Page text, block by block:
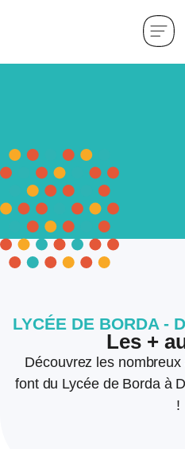
LYCÉE DE BORDA -
Les +
Découvrez les
font du Lycée de Borda à
!